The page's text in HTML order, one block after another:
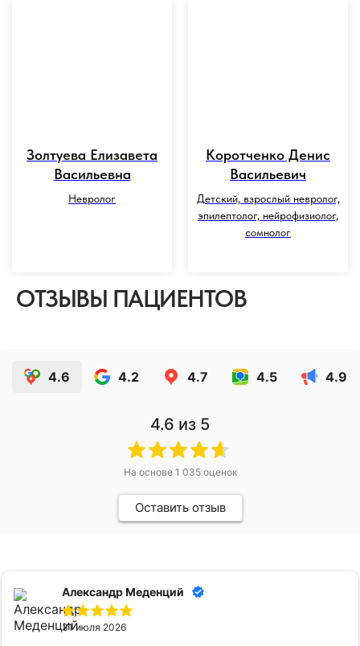
Золтуева Елизавета
Васильевна
Невролог
Коротченко Денис
Васильевич
Детский, взрослый невролог,
эпилептолог, нейрофизиолог,
сомнолог
ОТЗЫВЫ ПАЦИЕНТОВ
4.6 4.2 4.7 4.5 4.9
4.6 из 5
На основе 1 035оценок
Оставить отзыв
Александр Меденций
31 июля 2026